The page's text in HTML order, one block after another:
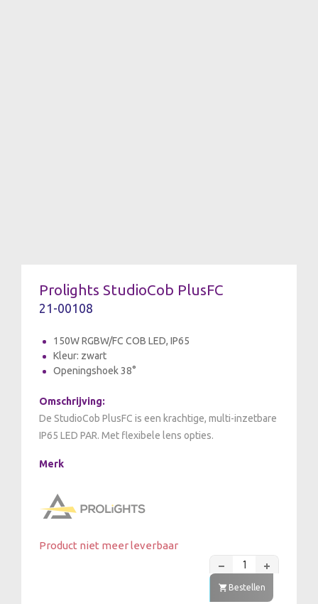
Prolights StudioCob PlusFC
21-00108
150W RGBW/FC COB LED, IP65
Kleur: zwart
Openingshoek 38°
Omschrijving:
De StudioCob PlusFC is een krachtige, multi-inzetbare
IP65 LED PAR. Met flexibele lens opties.
Merk
Product niet meer leverbaar
Bestellen